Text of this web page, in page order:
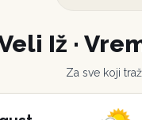
Iž ·
Za sve koji